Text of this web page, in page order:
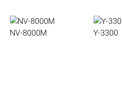
NV-8000M Y-3300